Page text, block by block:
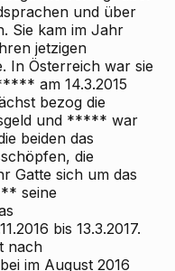
und über
Sie kam im Jahr
jetzigen
In Österreich war sie
am 14.3.2015
bezog die
und ***** war
beiden das
die
Gatte sich um das
seine
bis 13.3.2017.
nach
im August 2016